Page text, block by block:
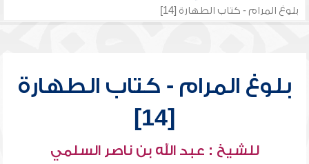
بلوغ المرام - كتاب الطهارة [14]
بلوغ المرام - كتاب الطهارة
[14]
للشيخ : عبد الله بن ناصر السلمي